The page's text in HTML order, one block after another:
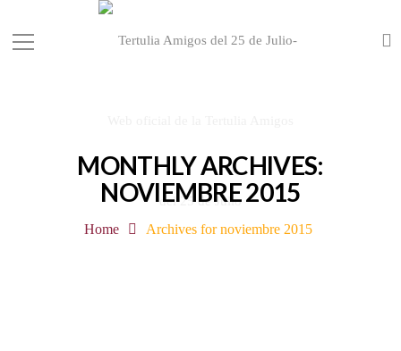
MONTHLY ARCHIVES:
NOVIEMBRE 2015
Home Archives for noviembre 2015